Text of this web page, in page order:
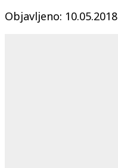
Objavljeno: 10.05.2018